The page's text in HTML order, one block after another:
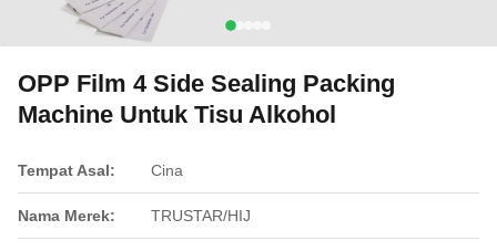
OPP Film 4 Side Sealing Packing
Machine Untuk Tisu Alkohol
Tempat Asal: Cina
Nama Merek: TRUSTAR/HIJ